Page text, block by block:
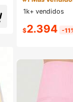
es de lujo de
1k+ vendidos
$2.394 -